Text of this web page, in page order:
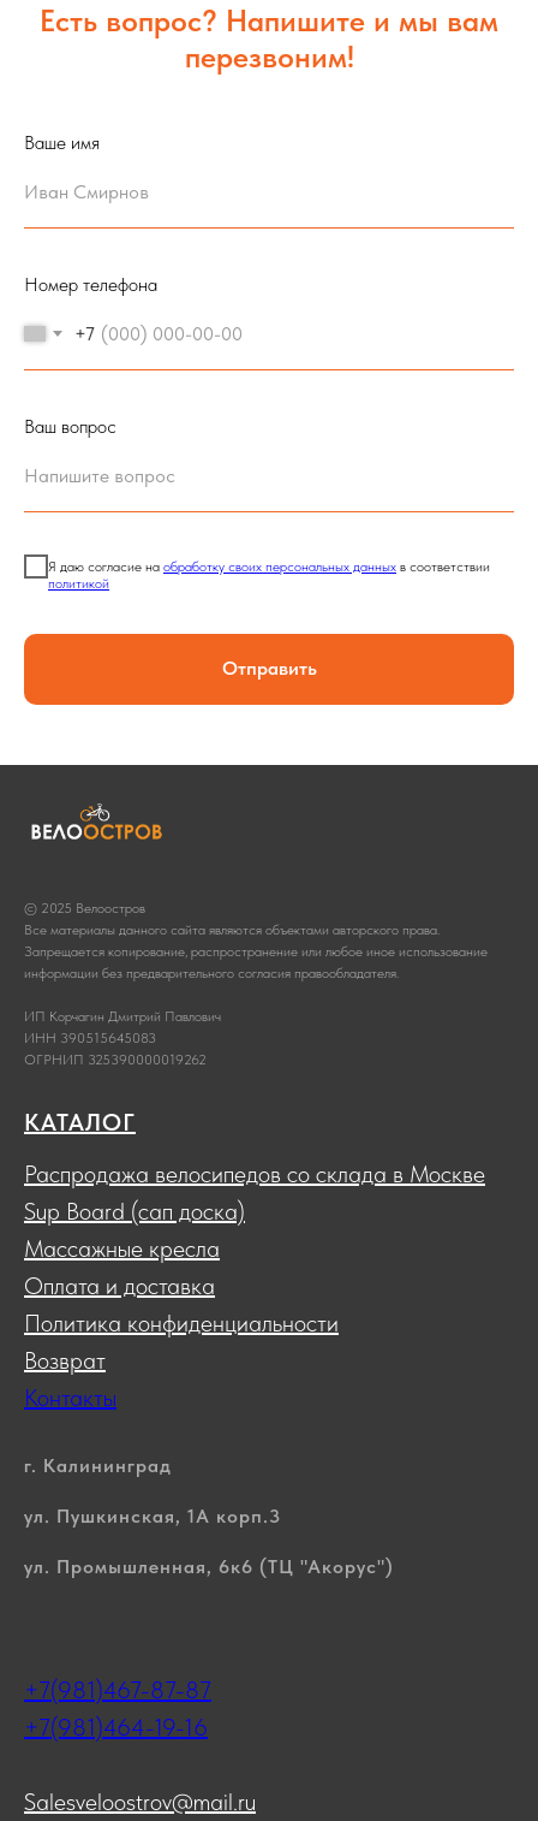
Есть вопрос? Напишите и мы вам
перезвоним!
Ваше имя
Номер телефона
+7
Ваш вопрос
Я даю согласие на обработку своих персональных данных в соответствии
политикой
Отправить
© 2025 Велоостров
Все материалы данного сайта являются объектами авторского права.
Запрещается копирование, распространение или любое иное использование
информации без предварительного согласия правообладателя.
ИП Корчагин Дмитрий Павлович
ИНН 390515645083
ОГРНИП 325390000019262
КАТАЛОГ
Распродажа велосипедов со склада в Москве
Sup Board (сап доска)
Массажные кресла
Оплата и доставка
Политика конфиденциальности
Возврат
Контакты
г. Калининград
ул. Пушкинская, 1А корп.3
ул. Промышленная, 6к6 (ТЦ "Акорус")
+7(981)467-87-87
+7(981)464-19-16
Salesveloostrov@mail.ru